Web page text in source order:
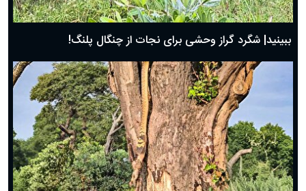
ببینید| شگرد گراز وحشی برای نجات از چنگال پلنگ!